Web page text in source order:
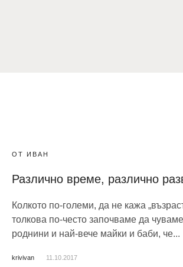
ОТ ИВАН
Различно време, различно
Колкото по-големи, да не кажа
толкова по-често започваме да
роднини и най-вече майки и баби, че...
krivivan 11.10.2017